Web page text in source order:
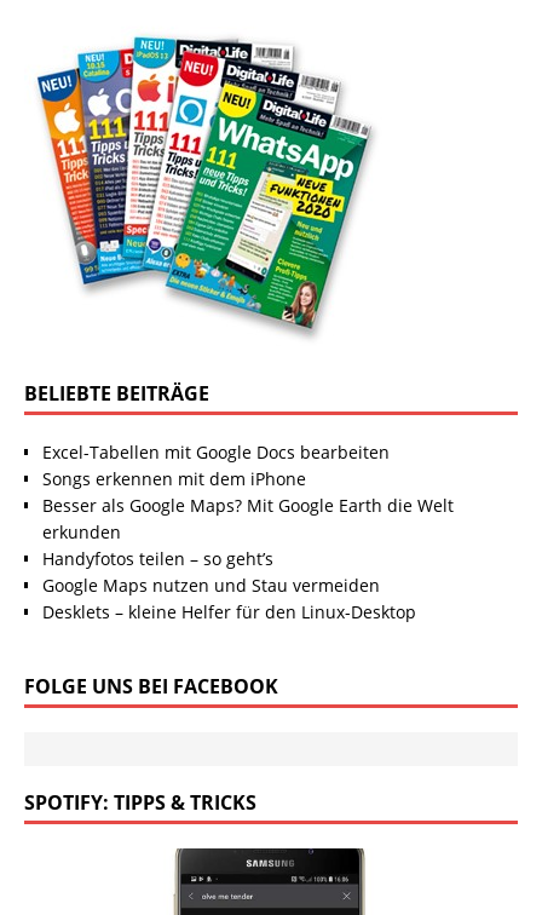
BELIEBTE BEITRÄGE
Excel-Tabellen mit Google Docs bearbeiten
Songs erkennen mit dem iPhone
Besser als Google Maps? Mit Google Earth die Welt
erkunden
Handyfotos teilen – so geht’s
Google Maps nutzen und Stau vermeiden
Desklets – kleine Helfer für den Linux-Desktop
FOLGE UNS BEI FACEBOOK
SPOTIFY: TIPPS & TRICKS